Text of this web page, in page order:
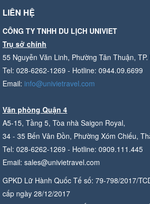
LIÊN HỆ
CÔNG TY TNHH DU LỊCH UNIVIET
Trụ sở chính
55 Nguyễn Văn Linh, Phường Tân Thuận,
Tel: 028-6262-1269 - Hotline: 0944.09.6699
Email: info@univietravel.com
Văn phòng Quận 4
A5-15, Tầng 5, Tòa nhà Saigon Royal,
34 - 35 Bến Vân Đồn, Phường Xóm Chiếu,
Tel: 028-6262-1269 - Hotline: 0909.111.445
Email: sales@univietravel.com
GPKD Lữ Hành Quốc Tế số: 79-798/2017/
cấp ngày 28/12/2017